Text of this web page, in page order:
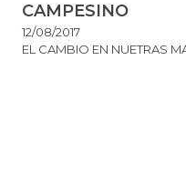
CAMPESINO
12/08/2017
EL CAMBIO EN NUETRAS